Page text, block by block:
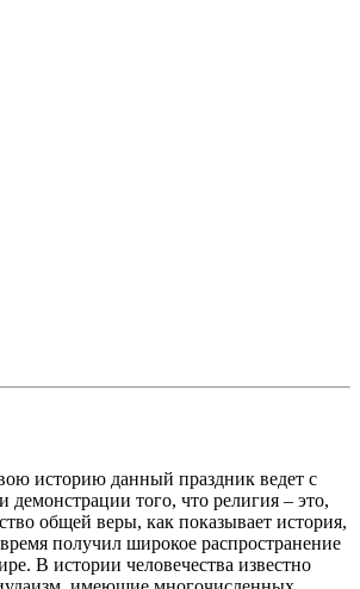
историю данный праздник ведет с
того, что религия – это,
общей веры, как показывает история,
получил широкое распространение
В истории человечества известно